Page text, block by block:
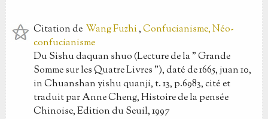
Citationde Wang Fuzhi,Confucianisme, Néo-
confucianisme
Du Sishu daquan shuo (Lecture de la " Grande
Somme sur les Quatre Livres "), daté de 1665, juan 10,
in Chuanshan yishu quanji, t. 13, p.6983, cité et
traduit par Anne Cheng, Histoire de la pensée
Chinoise, Edition du Seuil, 1997